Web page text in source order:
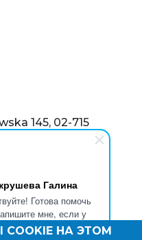
Галина
Готова помочь
мне, если у
вопросы.
145, 02-715
НА ЭТОМ